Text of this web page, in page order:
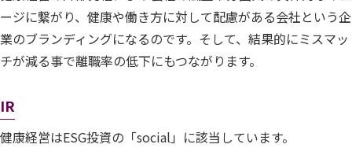
ージに繋がり、健康や働き方に対して配慮がある会社という企
業のブランディングになるのです。そして、結果的にミスマッ
チが減る事で離職率の低下にもつながります。
IR
健康経営はESG投資の「social」に該当しています。